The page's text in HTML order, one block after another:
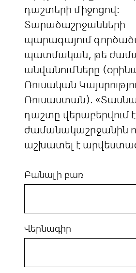
դաշտերի միջոցով:
Տարածաշրջանների
պարագայում
պատմական, թե
անվանումները
Ռուսական
Ռուսաստան).
դաշտը վերաբերվում
ժամանակաշրջանին
աշխատել է
Բանալի բառ
Վերնագիր